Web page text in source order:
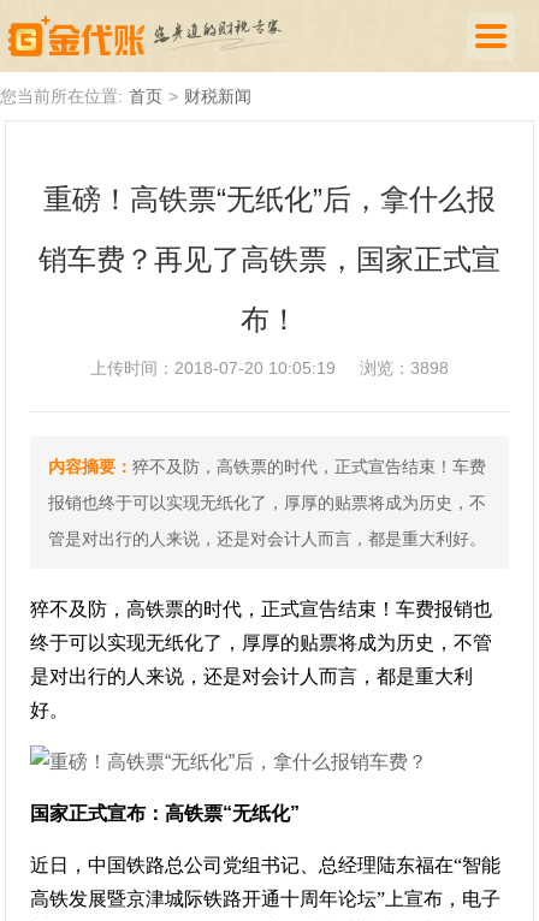
代理记账
厦门落户
财税新闻
诚聘英才
企业登录
您当前所在位置: 首页 > 财税新闻
重磅！高铁票“无纸化”后，拿什么报
销车费？再见了高铁票，国家正式宣
布！
上传时间：2018-07-20 10:05:19 浏览：3898
内容摘要：猝不及防，高铁票的时代，正式宣告结束！车费
报销也终于可以实现无纸化了，厚厚的贴票将成为历史，不
管是对出行的人来说，还是对会计人而言，都是重大利好。
猝不及防，高铁票的时代，正式宣告结束！车费报销也
终于可以实现无纸化了，厚厚的贴票将成为历史，不管
是对出行的人来说，还是对会计人而言，都是重大利
好。
国家正式宣布：高铁票“无纸化”
近日，中国铁路总公司党组书记、总经理陆东福在“智能
高铁发展暨京津城际铁路开通十周年论坛”上宣布，电子